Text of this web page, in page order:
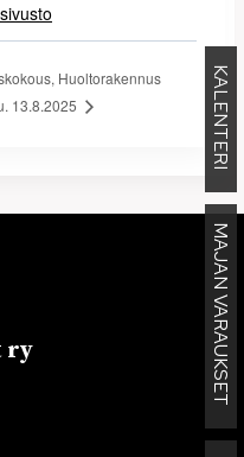
KALENTERI
MAJAN VARAUKSET
Huoltorakennus
13.8.2025
ry